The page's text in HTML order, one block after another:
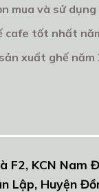
mua và sử dụng
cafe tốt nhất
xuất ghế năm
F2, KCN Nam
Lập, Huyện